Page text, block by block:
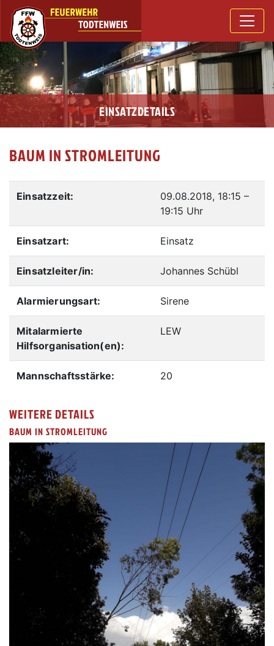
EINSATZDETAILS
BAUM IN STROMLEITUNG
Einsatzzeit: 09.08.2018, 18:15 –
19:15 Uhr
Einsatzart: Einsatz
Einsatzleiter/in: Johannes Schübl
Alarmierungsart: Sirene
Mitalarmierte
Hilfsorganisation(en):
LEW
Mannschaftsstärke: 20
WEITERE DETAILS
BAUM IN STROMLEITUNG